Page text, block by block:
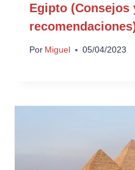
Egipto (Consejos
Por Miguel 05/04/2023